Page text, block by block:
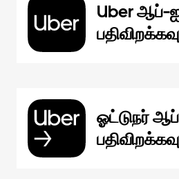
Uber ஆப்-
ஓட்டுநர்